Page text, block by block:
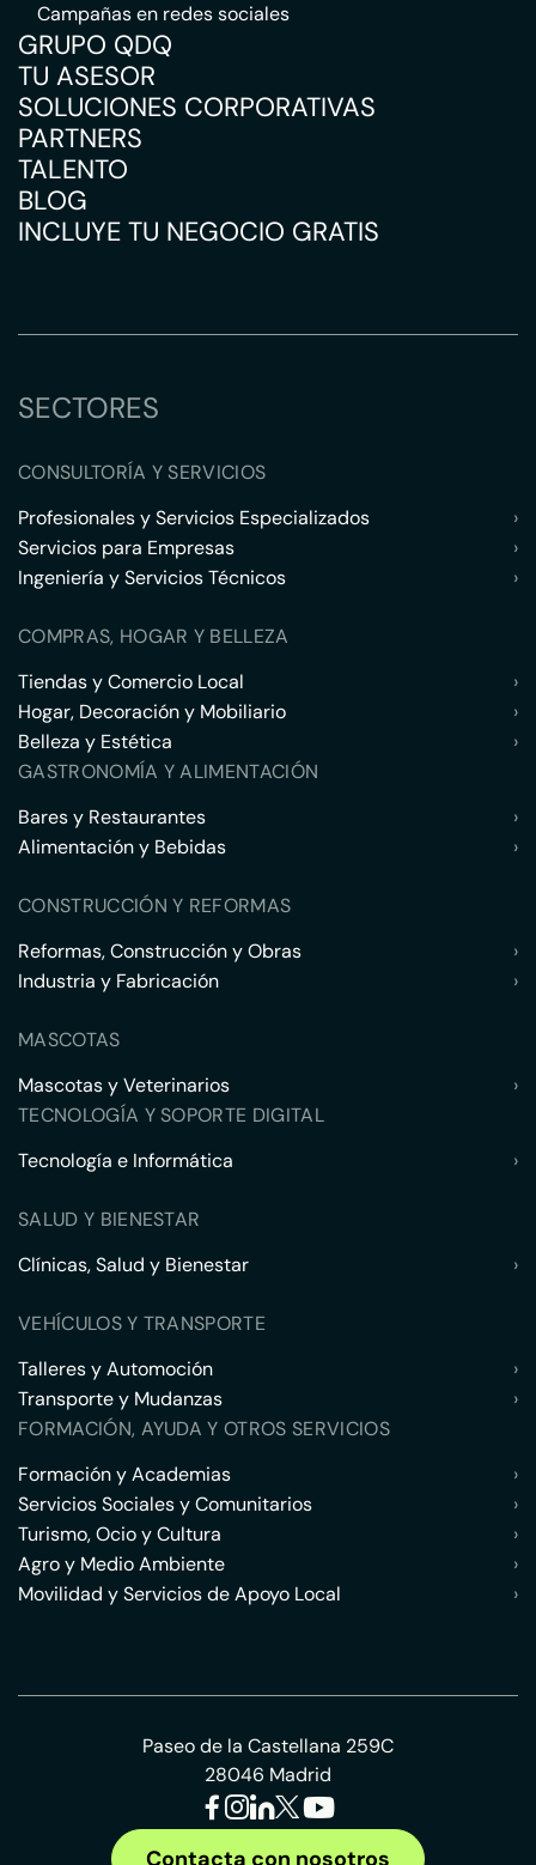
Campañas en redes sociales
GRUPO QDQ
TU ASESOR
SOLUCIONES CORPORATIVAS
PARTNERS
TALENTO
BLOG
INCLUYE TU NEGOCIO GRATIS
SECTORES
CONSULTORÍA Y SERVICIOS
Profesionales y Servicios Especializados
›
Servicios para Empresas
›
Ingeniería y Servicios Técnicos
›
COMPRAS, HOGAR Y BELLEZA
Tiendas y Comercio Local
›
Hogar, Decoración y Mobiliario
›
Belleza y Estética
›
GASTRONOMÍA Y ALIMENTACIÓN
Bares y Restaurantes
›
Alimentación y Bebidas
›
CONSTRUCCIÓN Y REFORMAS
Reformas, Construcción y Obras
›
Industria y Fabricación
›
MASCOTAS
Mascotas y Veterinarios
›
TECNOLOGÍA Y SOPORTE DIGITAL
Tecnología e Informática
›
SALUD Y BIENESTAR
Clínicas, Salud y Bienestar
›
VEHÍCULOS Y TRANSPORTE
Talleres y Automoción
›
Transporte y Mudanzas
›
FORMACIÓN, AYUDA Y OTROS SERVICIOS
Formación y Academias
›
Servicios Sociales y Comunitarios
›
Turismo, Ocio y Cultura
›
Agro y Medio Ambiente
›
Movilidad y Servicios de Apoyo Local
›
Paseo de la Castellana 259C
28046 Madrid
Contacta con nosotros